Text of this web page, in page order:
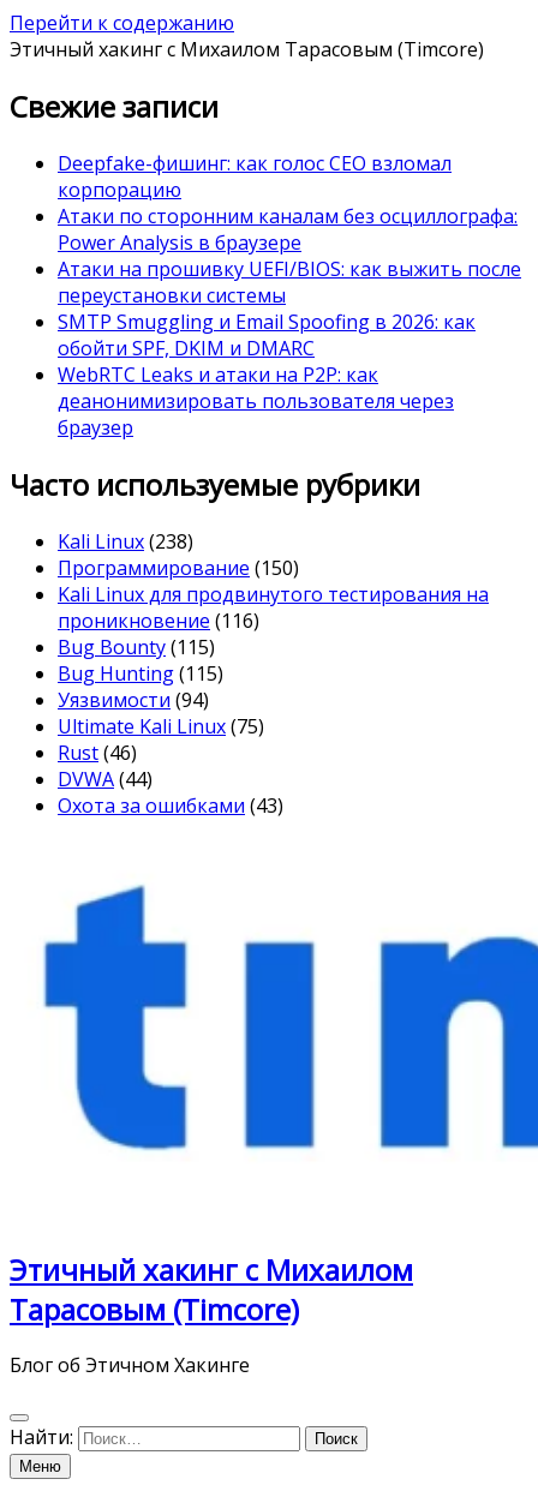
Перейти к содержанию
Этичный хакинг с Михаилом Тарасовым (Timcore)
Свежие записи
Deepfake-фишинг: как голос CEO взломал
корпорацию
Атаки по сторонним каналам без осциллографа:
Power Analysis в браузере
Атаки на прошивку UEFI/BIOS: как выжить после
переустановки системы
SMTP Smuggling и Email Spoofing в 2026: как
обойти SPF, DKIM и DMARC
WebRTC Leaks и атаки на P2P: как
деанонимизировать пользователя через
браузер
Часто используемые рубрики
Kali Linux(238)
Программирование (150)
Kali Linux для продвинутого тестирования на
проникновение (116)
Bug Bounty(115)
Bug Hunting(115)
Уязвимости (94)
Ultimate Kali Linux(75)
Rust(46)
DVWA(44)
Охота за ошибками (43)
Этичный хакинг с Михаилом
Тарасовым (Timcore)
Блог об Этичном Хакинге
Найти:
Меню